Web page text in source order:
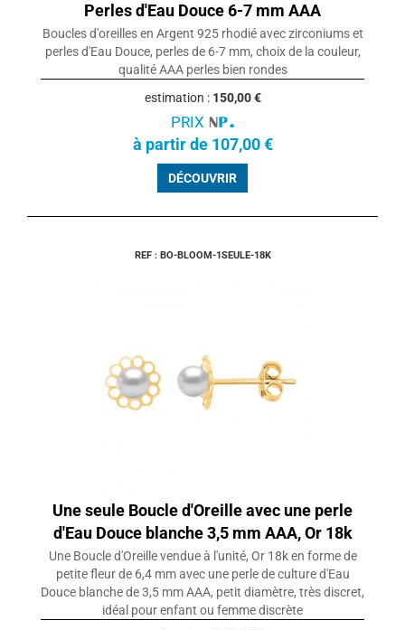
Perles d'Eau Douce 6-7 mm AAA
Boucles d'oreilles en Argent 925 rhodié avec zirconiums et
perles d'Eau Douce, perles de 6-7 mm, choix de la couleur,
qualité AAA perles bien rondes
estimation : 150,00 €
PRIX
à partir de 107,00 €
DÉCOUVRIR
REF : BO-BLOOM-1SEULE-18K
Une seule Boucle d'Oreille avec une perle
d'Eau Douce blanche 3,5 mm AAA, Or 18k
Une Boucle d'Oreille vendue à l'unité, Or 18k en forme de
petite fleur de 6,4 mm avec une perle de culture d'Eau
Douce blanche de 3,5 mm AAA, petit diamètre, très discret,
idéal pour enfant ou femme discrète